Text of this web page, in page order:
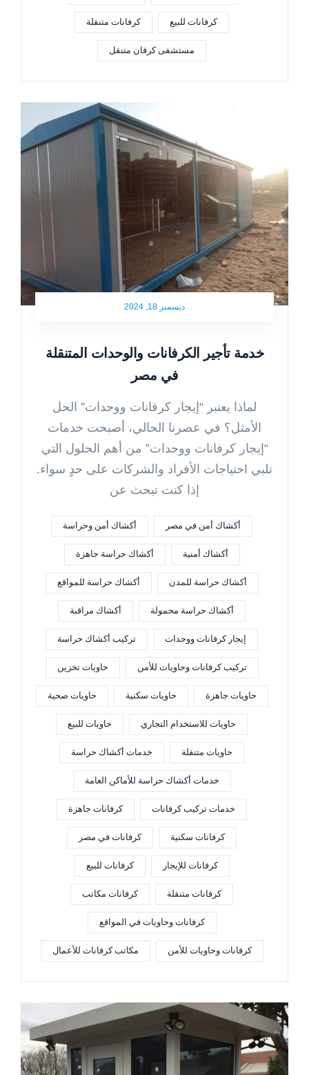
كرفانات للبيع كرفانات متنقلة
مستشفى كرفان متنقل
ديسمبر 18, 2024
خدمة تأجير الكرفانات والوحدات المتنقلة
في مصر
لماذا يعتبر “إيجار كرفانات ووحدات” الحل
الأمثل؟ في عصرنا الحالي، أصبحت خدمات
“إيجار كرفانات ووحدات” من أهم الحلول التي
تلبي احتياجات الأفراد والشركات على حدٍ سواء.
إذا كنت تبحث عن
أكشاك أمن في مصر أكشاك أمن وحراسة
أكشاك أمنية أكشاك حراسة جاهزة
أكشاك حراسة للمدن أكشاك حراسة للمواقع
أكشاك حراسة محمولة أكشاك مراقبة
إيجار كرفانات ووحدات تركيب أكشاك حراسة
تركيب كرفانات وحاويات للأمن حاويات تخزين
حاويات جاهزة حاويات سكنية حاويات صحية
حاويات للاستخدام التجاري حاويات للبيع
حاويات متنقلة خدمات أكشاك حراسة
خدمات أكشاك حراسة للأماكن العامة
خدمات تركيب كرفانات كرفانات جاهزة
كرفانات سكنية كرفانات في مصر
كرفانات للإيجار كرفانات للبيع
كرفانات متنقلة كرفانات مكاتب
كرفانات وحاويات في المواقع
كرفانات وحاويات للأمن مكاتب كرفانات للأعمال